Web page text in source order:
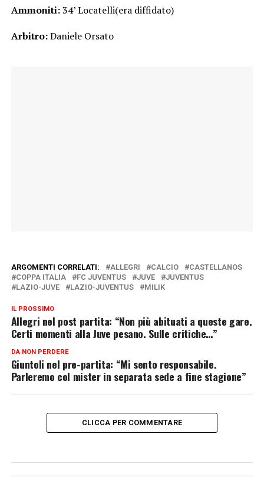
Ammoniti:34’ Locatelli(era diffidato)
Arbitro:Daniele Orsato
ARGOMENTI CORRELATI: ALLEGRI CALCIO
CASTELLANOS
COPPA ITALIA
FC JUVENTUS JUVE
JUVENTUS
LAZIO-JUVE
LAZIO-JUVENTUS MILIK
IL PROSSIMO
Allegri nel post partita: “Non più abituati a queste gare.
Certi momenti alla Juve pesano. Sulle critiche…”
DA NON PERDERE
Giuntoli nel pre-partita: “Mi sento responsabile.
Parleremo col mister in separata sede a fine stagione”
CLICCA PER COMMENTARE